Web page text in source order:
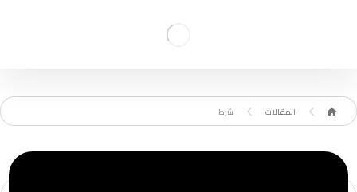
المقالات شرط